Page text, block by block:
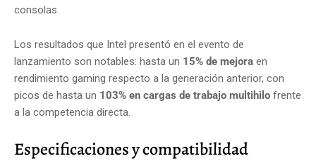
consolas.
Los resultados que Intel presentó en el evento de
lanzamiento son notables: hasta un 15% de mejora en
rendimiento gaming respecto a la generación anterior, con
picos de hasta un 103% en cargas de trabajo multihilo frente
a la competencia directa.
Especificaciones y compatibilidad